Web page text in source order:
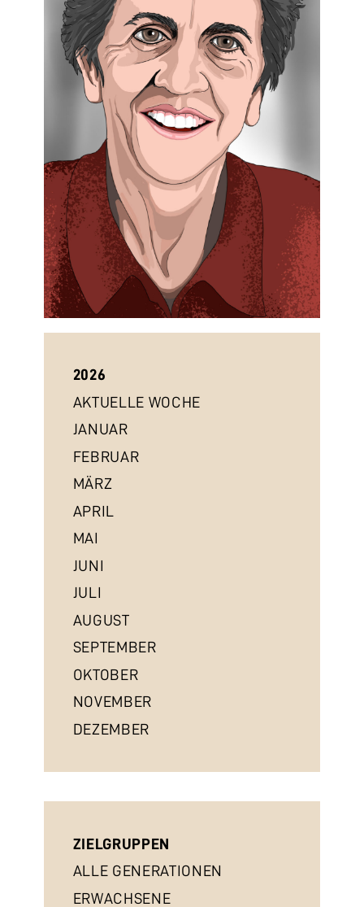
2026
AKTUELLE WOCHE
JANUAR
FEBRUAR
MÄRZ
APRIL
MAI
JUNI
JULI
AUGUST
SEPTEMBER
OKTOBER
NOVEMBER
DEZEMBER
ZIELGRUPPEN
ALLE GENERATIONEN
ERWACHSENE